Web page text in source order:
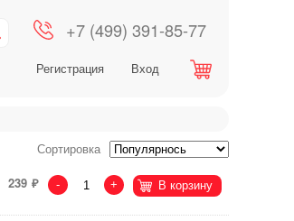
+7 (499) 391-85-77
Регистрация Вход
Сортировка
239 - + В корзину